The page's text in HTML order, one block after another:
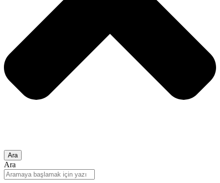
Ara
Ara